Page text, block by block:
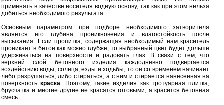
применять в качестве носителя водную основу, так как при этом нельзя
добиться необходимого результата.
Основным параметром при подборе необходимого затворителя
является его глубина проникновения и влагостойкость после
высыхания. Если пропитка, содержащая необходимый нам краситель
проникает в бетон как можно глубже, то выбранный цвет будет дольше
удерживаться на поверхности и радовать глаз. В связи с тем, что
верхний слой бетонного изделия каждодневно подвергается
воздействию воды, солнца, езды и ходьбы, то он со временем начинает
либо разрушаться, либо стираться, а с ним и стирается нанесенная на
поверхностькраска. Поэтому, такие изделия как тротуарная плитка,
брусчатка и многие другие не красятся готовыми, а красится бетонная
смесь.